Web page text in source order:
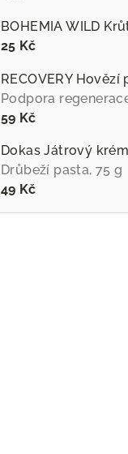
BOHEMIA WILD
25 Kč
Podpora
59 Kč
Drůbeží pasta, 75 g
49 Kč